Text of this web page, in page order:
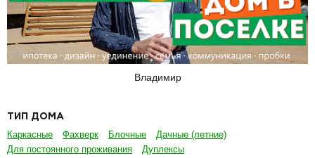
Владимир
ТИП ДОМА
Каркасные Фахверк Блочные
Дачные (летние)
Для постоянного проживания
Дуплексы